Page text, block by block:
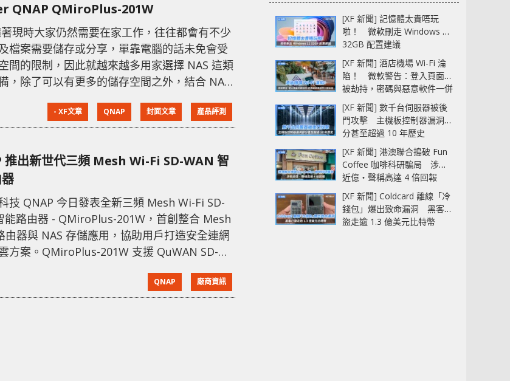
QNAP QMiroPlus-201W
現時大家仍然需要在家工作，往往都會有不少
檔案需要儲存或分享，單靠電腦的話未免會受
間的限制，因此就越來越多用家選擇 NAS 這類
，除了可以有更多的儲存空間之外，結合 NAS
次介紹的 QNAP QMiroPlus-201W 除了是一款
之外，更同時結合了早前介紹過的 QMiro-
NAS 產品。 2-Bay N
- XF文章 QNAP 封面文章 產品評測
推出新世代三頻 Mesh Wi-Fi SD-WAN 智
技 QNAP 今日發表全新三頻 Mesh Wi-Fi SD-
能路由器 - QMiroPlus-201W，首創整合 Mesh
由器與 NAS 存儲應用，協助用戶打造安全連網
方案。QMiroPlus-201W 支援 QuWAN SD-
，提供遠距 VPN 連線與連網安全防護，打造前所
的居家網路、檔案儲存與遠距工作體驗。 威聯
QNAP 廠商資訊
[XF 新聞] 記憶體太貴唔玩
啦！ 微軟刪走 Windows 11
32GB 配置建議
[XF 新聞] 酒店機場 Wi-Fi 淪
陷！ 微軟警告：登入頁面可
被劫持，密碼與惡意軟件一併
中招
[XF 新聞] 數千台伺服器被後
門攻擊 主機板控制器漏洞部
分甚至超過 10 年歷史
[XF 新聞] 港澳聯合搗破 Fun
Coffee 咖啡科研騙局 涉款
近億‧聲稱高達 4 倍回報
[XF 新聞] Coldcard 離線「冷
錢包」爆出致命漏洞 黑客已
盜走逾 1.3 億美元比特幣